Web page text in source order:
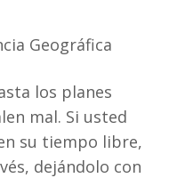
Geográfica
los planes
mal. Si usted
su tiempo libre,
dejándolo con